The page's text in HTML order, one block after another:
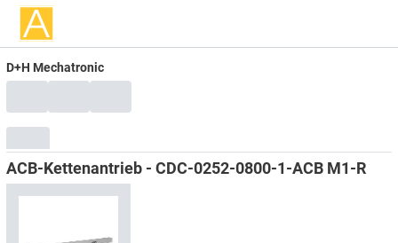
D+H Mechatronic
ACB-Kettenantrieb - CDC-0252-0800-1-ACB M1-R